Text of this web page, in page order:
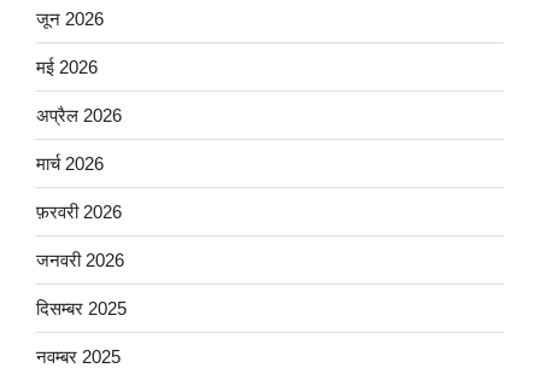
जून 2026
मई 2026
अप्रैल 2026
मार्च 2026
फ़रवरी 2026
जनवरी 2026
दिसम्बर 2025
नवम्बर 2025